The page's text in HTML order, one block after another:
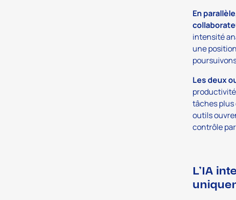
En
intensité
une
Les deux
tâches
outils
contrôle
L’IA